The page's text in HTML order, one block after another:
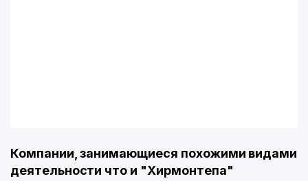
Компании, занимающиеся похожими видами
деятельности что и "Хирмонтепа"